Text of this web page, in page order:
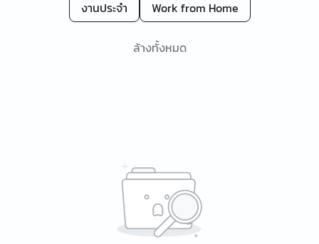
งานประจำ
Work from Home
ล้างทั้งหมด